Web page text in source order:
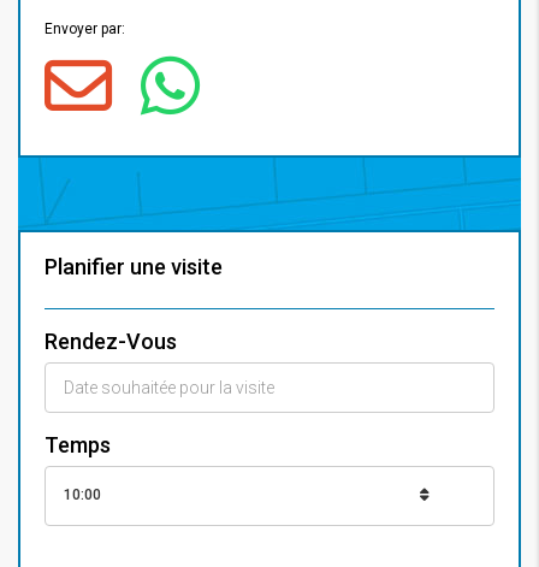
Envoyer par:
Planifier une visite
Rendez-Vous
Temps
10:00